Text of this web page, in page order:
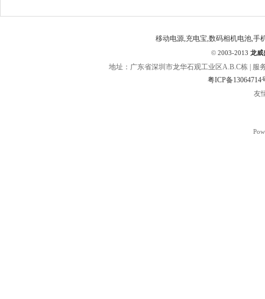
移动电源,充电宝,数码相机电池,手
© 2003-2013 龙威
地址：广东省深圳市龙华石观工业区A.B.C栋 | 服
粤ICP备13064714
友